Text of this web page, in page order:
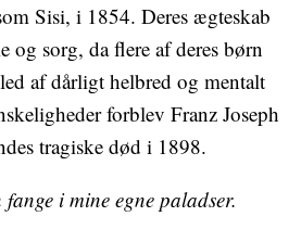
Sisi, i 1854. Deres ægteskab
og sorg, da flere af deres børn
af dårligt helbred og mentalt
forblev Franz Joseph
tragiske død i 1898.
i mine egne paladser.